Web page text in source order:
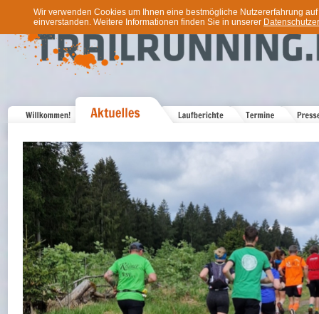
Wir verwenden Cookies um Ihnen eine bestmögliche Nutzererfahrung
einverstanden. Weitere Informationen finden Sie in unserer